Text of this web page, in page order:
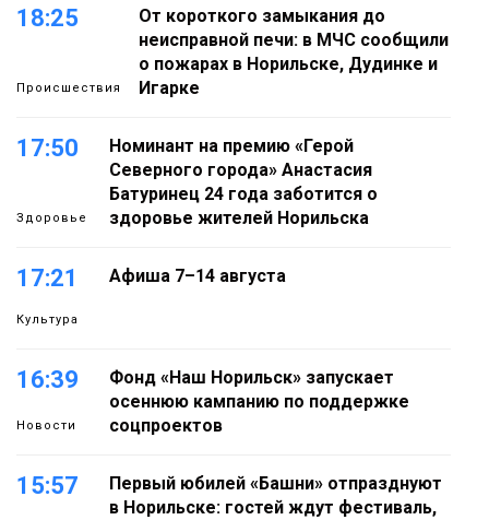
18:25
Происшествия
От короткого замыкания до
неисправной печи: в МЧС сообщили
о пожарах в Норильске, Дудинке и
Игарке
17:50
Здоровье
Номинант на премию «Герой
Северного города» Анастасия
Батуринец 24 года заботится о
здоровье жителей Норильска
17:21
Культура
Афиша 7–14 августа
16:39
Новости
Фонд «Наш Норильск» запускает
осеннюю кампанию по поддержке
соцпроектов
15:57
Первый юбилей «Башни» отпразднуют
в Норильске: гостей ждут фестиваль,